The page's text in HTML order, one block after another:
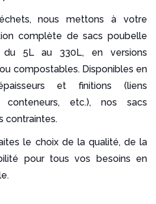
nous mettons à votre
complète de sacs poubelle
du 5L au 330L, en versions
compostables. Disponibles en
et finitions (liens
conteneurs, etc.), nos sacs
contraintes.
le choix de la qualité, de la
pour tous vos besoins en